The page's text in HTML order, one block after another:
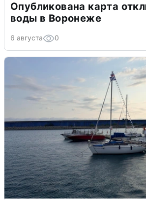
Опубликована карта
воды в Воронеже
6 августа 0